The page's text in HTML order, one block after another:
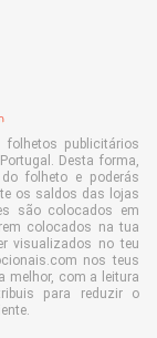
folhetos publicitários
Desta forma,
folheto e poderás
os saldos das lojas
são colocados em
colocados na tua
visualizados no teu
nos teus
melhor, com a leitura
para reduzir o